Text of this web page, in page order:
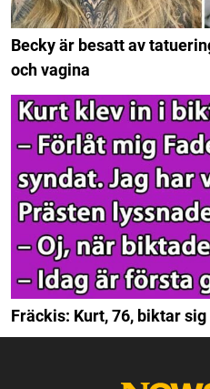
Becky är besatt av
och vagina
Fräckis: Kurt, 76, biktar sig